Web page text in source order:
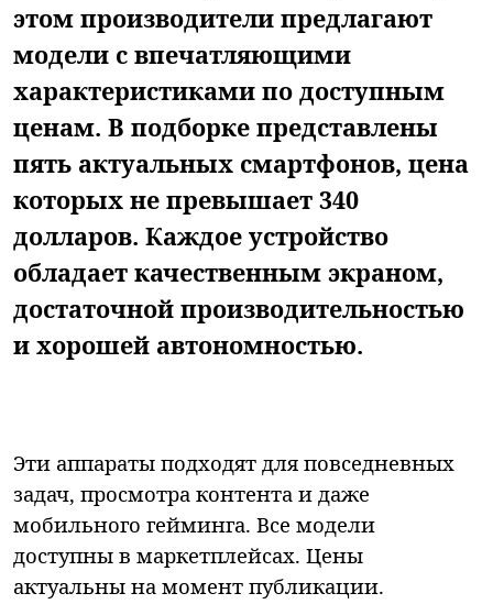
этом производители предлагают
модели с впечатляющими
характеристиками по доступным
ценам. В подборке представлены
пять актуальных смартфонов, цена
которых не превышает 340
долларов. Каждое устройство
обладает качественным экраном,
достаточной производительностью
и хорошей автономностью.
Эти аппараты подходят для повседневных
задач, просмотра контента и даже
мобильного гейминга. Все модели
доступны в маркетплейсах. Цены
актуальны на момент публикации.